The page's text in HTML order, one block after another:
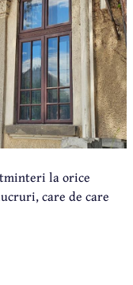
la orice
care de care